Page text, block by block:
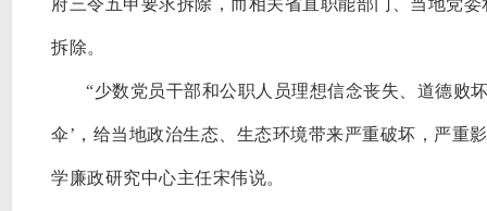
府三令五申要求拆除，而相关省直职能部门、当地党
拆除。
“少数党员干部和公职人员理想信念丧失、道德败
伞’，给当地政治生态、生态环境带来严重破坏，严重
学廉政研究中心主任宋伟说。